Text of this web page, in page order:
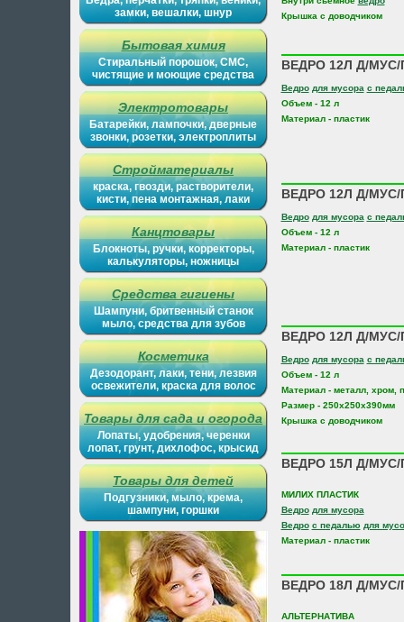
замки, вешалки, шнур
Бытовая химия
Стиральный порошок, СМС,
чистящие и моющие средства
Электротовары
Батарейки, лампочки, дверные
звонки, розетки, электроплиты
Стройматериалы
краска, гвозди, растворители,
кисти, пена монтажная, лаки
Канцтовары
Блокноты, ручки, корректоры,
калькуляторы, ножницы
Средства гигиены
Шампуни, бритвенный станок
мыло, средства для зубов
Косметика
Дезодорант, лаки, тени, лезвия
освежители, краска для волос
Товары для сада и огорода
Лопаты, удобрения, черенки
лопат, грунт, дихлофос, крысид
Товары для детей
Подгузники, мыло, крема,
шампуни, горшки
Крышка с доводчиком
ВЕДРО 12Л Д/МУС/
Ведро для мусора с
Объем - 12 л
Материал - пластик
ВЕДРО 12Л Д/МУС/
Ведро для мусора с
Объем - 12 л
Материал - пластик
ВЕДРО 12Л Д/
Ведро для мусора с
Объем - 12 л
Материал - металл, хром,
Размер - 250х250х390мм
Крышка с доводчиком
ВЕДРО 15Л Д/МУС/
МИЛИХ ПЛАСТИК
Ведро для мусора
Ведро с педалью для
Материал - пластик
ВЕДРО 18Л Д/
АЛЬТЕРНАТИВА